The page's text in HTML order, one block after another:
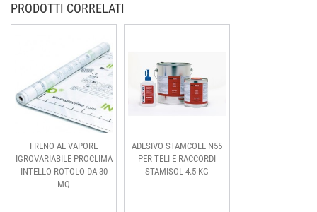
PRODOTTI CORRELATI
FRENO AL VAPORE
IGROVARIABILE PROCLIMA
INTELLO ROTOLO DA 30
MQ
ADESIVO STAMCOLL N55
PER TELI E RACCORDI
STAMISOL 4.5 KG